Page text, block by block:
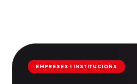
EMPRESES I INSTITUCIONS